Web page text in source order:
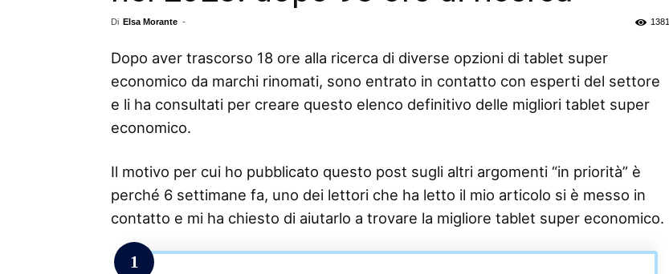
Di Elsa Morante - 1381
Dopo aver trascorso 18 ore alla ricerca di diverse opzioni di tablet super
economico da marchi rinomati, sono entrato in contatto con esperti del settore
e li ha consultati per creare questo elenco definitivo delle migliori tablet super
economico.
Il motivo per cui ho pubblicato questo post sugli altri argomenti “in priorità” è
perché 6 settimane fa, uno dei lettori che ha letto il mio articolo si è messo in
contatto e mi ha chiesto di aiutarlo a trovare la migliore tablet super economico.
1